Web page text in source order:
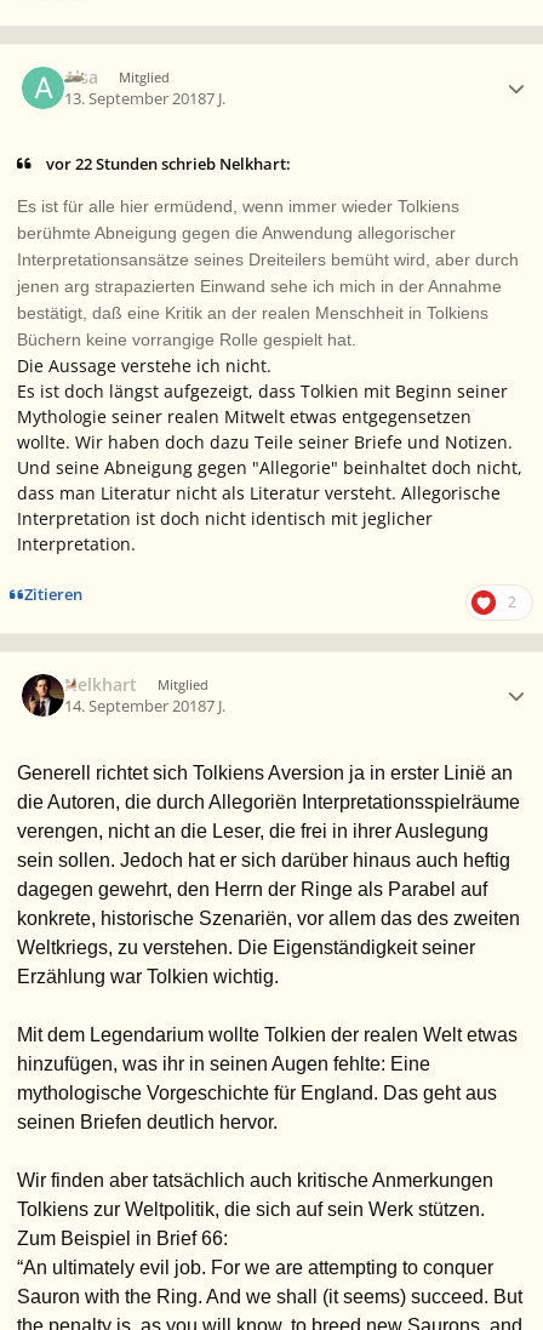
Alsa Mitglied
13. September 20187 J.
vor 22 Stunden schrieb Nelkhart:
Es ist für alle hier ermüdend, wenn immer wieder Tolkiens
berühmte Abneigung gegen die Anwendung allegorischer
Interpretationsansätze seines Dreiteilers bemüht wird, aber durch
jenen arg strapazierten Einwand sehe ich mich in der Annahme
bestätigt, daß eine Kritik an der realen Menschheit in Tolkiens
Büchern keine vorrangige Rolle gespielt hat.
Die Aussage verstehe ich nicht.
Es ist doch längst aufgezeigt, dass Tolkien mit Beginn seiner
Mythologie seiner realen Mitwelt etwas entgegensetzen
wollte. Wir haben doch dazu Teile seiner Briefe und Notizen.
Und seine Abneigung gegen "Allegorie" beinhaltet doch nicht,
dass man Literatur nicht als Literatur versteht. Allegorische
Interpretation ist doch nicht identisch mit jeglicher
Interpretation.
Zitieren 2
Nelkhart Mitglied
14. September 20187 J.
Generell richtet sich Tolkiens Aversion ja in erster Linië an
die Autoren, die durch Allegoriën Interpretationsspielräume
verengen, nicht an die Leser, die frei in ihrer Auslegung
sein sollen. Jedoch hat er sich darüber hinaus auch heftig
dagegen gewehrt, den Herrn der Ringe als Parabel auf
konkrete, historische Szenariën, vor allem das des zweiten
Weltkriegs, zu verstehen. Die Eigenständigkeit seiner
Erzählung war Tolkien wichtig.
Mit dem Legendarium wollte Tolkien der realen Welt etwas
hinzufügen, was ihr in seinen Augen fehlte: Eine
mythologische Vorgeschichte für England. Das geht aus
seinen Briefen deutlich hervor.
Wir finden aber tatsächlich auch kritische Anmerkungen
Tolkiens zur Weltpolitik, die sich auf sein Werk stützen.
Zum Beispiel in Brief 66:
“An ultimately evil job. For we are attempting to conquer
Sauron with the Ring. And we shall (it seems) succeed. But